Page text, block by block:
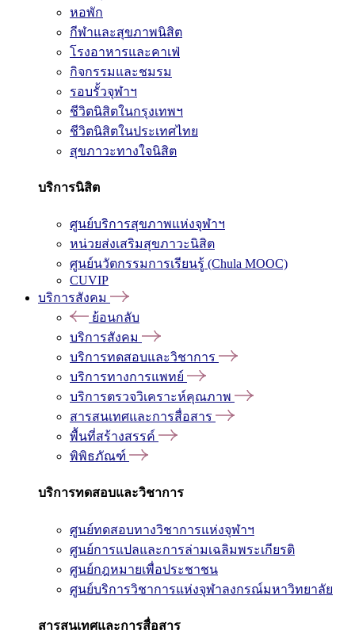
หอพัก
กีฬาและสุขภาพนิสิต
โรงอาหารและคาเฟ่
กิจกรรมและชมรม
รอบรั้วจุฬาฯ
ชีวิตนิสิตในกรุงเทพฯ
ชีวิตนิสิตในประเทศไทย
สุขภาวะทางใจนิสิต
บริการนิสิต
ศูนย์บริการสุขภาพแห่งจุฬาฯ
หน่วยส่งเสริมสุขภาวะนิสิต
ศูนย์นวัตกรรมการเรียนรู้ (Chula MOOC)
CUVIP
บริการสังคม
ย้อนกลับ
บริการสังคม
บริการทดสอบและวิชาการ
บริการทางการแพทย์
บริการตรวจวิเคราะห์คุณภาพ
สารสนเทศและการสื่อสาร
พื้นที่สร้างสรรค์
พิพิธภัณฑ์
บริการทดสอบและวิชาการ
ศูนย์ทดสอบทางวิชาการแห่งจุฬาฯ
ศูนย์การแปลและการล่ามเฉลิมพระเกียรติ
ศูนย์กฎหมายเพื่อประชาชน
ศูนย์บริการวิชาการแห่งจุฬาลงกรณ์มหาวิทยาลัย
สารสนเทศและการสื่อสาร